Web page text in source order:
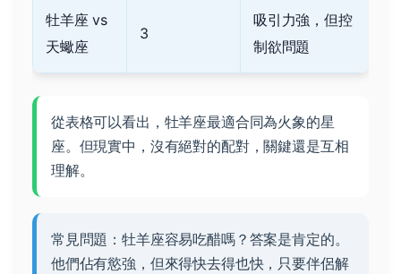
牡羊座 vs
天蠍座
3
吸引力強，但控
制欲問題
從表格可以看出，牡羊座最適合同為火象的星
座。但現實中，沒有絕對的配對，關鍵還是互相
理解。
常見問題：牡羊座容易吃醋嗎？答案是肯定的。
他們佔有慾強，但來得快去得也快，只要伴侶解